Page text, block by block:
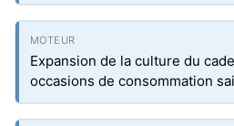
Expansion de la culture du
occasions de consommation